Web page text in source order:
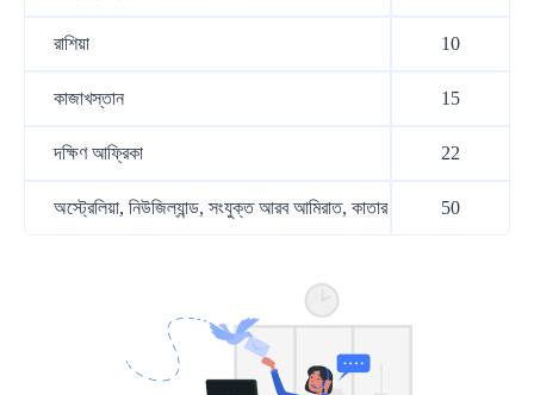
রাশিয়া 10
কাজাখস্তান 15
দক্ষিণ আফ্রিকা 22
অস্ট্রেলিয়া, নিউজিল্যান্ড, সংযুক্ত আরব আমিরাত, কাতার 50